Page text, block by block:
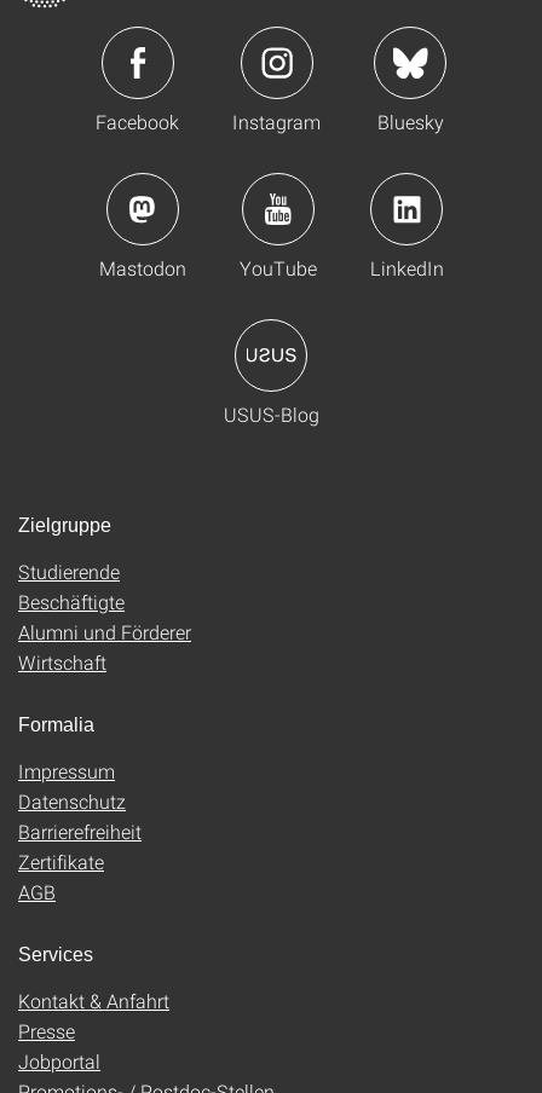
Facebook Instagram Bluesky
Mastodon YouTube LinkedIn
USUS-Blog
Zielgruppe
Studierende
Beschäftigte
Alumni und Förderer
Wirtschaft
Formalia
Impressum
Datenschutz
Barrierefreiheit
Zertifikate
AGB
Services
Kontakt & Anfahrt
Presse
Jobportal